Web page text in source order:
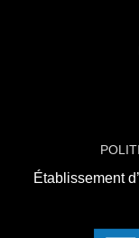
Établissement